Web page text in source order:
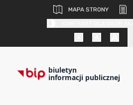
MAPA STRONY
biuletyn
informacji publicznej